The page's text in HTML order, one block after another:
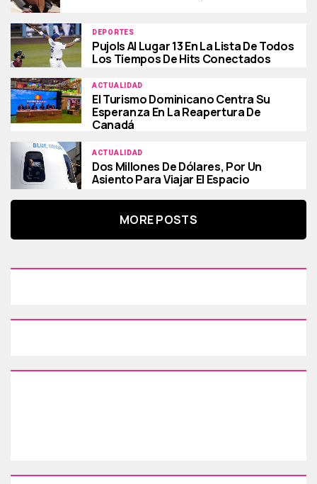
DEPORTES
Pujols Al Lugar 13 En La Lista De Todos
Los Tiempos De Hits Conectados
ACTUALIDAD
El Turismo Dominicano Centra Su
Esperanza En La Reapertura De
Canadá
ACTUALIDAD
Dos Millones De Dólares, Por Un
Asiento Para Viajar El Espacio
MORE POSTS